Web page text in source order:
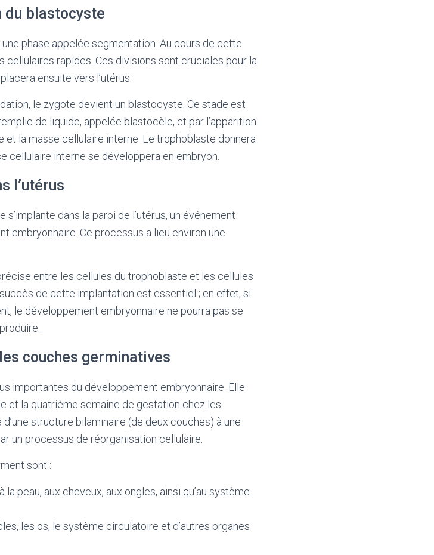
du blastocyste
phase appelée segmentation. Au cours de cette
rapides. Ces divisions sont cruciales pour la
ensuite vers l’utérus.
le zygote devient un blastocyste. Ce stade est
de liquide, appelée blastocèle, et par l’apparition
la masse cellulaire interne. Le trophoblaste donnera
cellulaire interne se développera en embryon.
l’utérus
dans la paroi de l’utérus, un événement
embryonnaire. Ce processus a lieu environ une
entre les cellules du trophoblaste et les cellules
de cette implantation est essentiel ; en effet, si
le développement embryonnaire ne pourra pas se
couches germinatives
importantes du développement embryonnaire. Elle
et la quatrième semaine de gestation chez les
structure bilaminaire (de deux couches) à une
un processus de réorganisation cellulaire.
sont :
la peau, aux cheveux, aux ongles, ainsi qu’au système
les os, le système circulatoire et d’autres organes